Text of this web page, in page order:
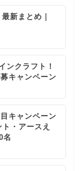
新まとめ｜
ンクラフト！
キャンペーン
キャンペーン
・アースえ
名